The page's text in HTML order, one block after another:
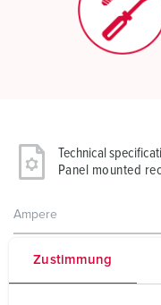
Zustimmung
Technical
Panel mounted
Ampere
Voltage